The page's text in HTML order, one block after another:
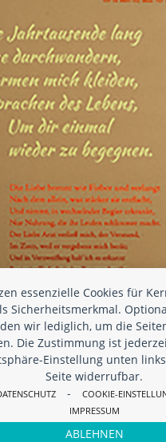
essenzielle Cookies für
Sicherheitsmerkmal.
wir lediglich, um die
Die Zustimmung ist
Einstellung unten
Seite widerrufbar.
- COOKIE-
IMPRESSUM
ABLEHNEN
WAGNIS DU
145,00€